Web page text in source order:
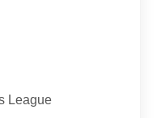
League